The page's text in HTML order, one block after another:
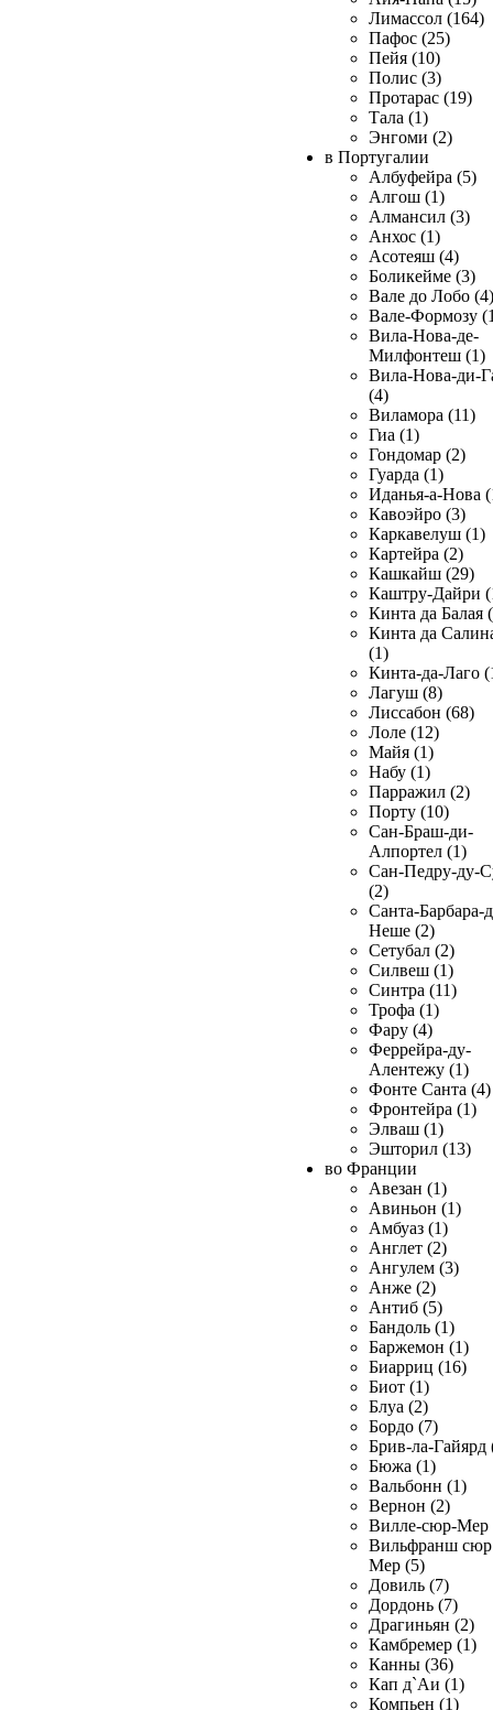
Лимассол (164)
Пафос (25)
Пейя (10)
Полис (3)
Протарас (19)
Тала (1)
Энгоми (2)
в Португалии
Албуфейра (5)
Алгош (1)
Алмансил (3)
Анхос (1)
Асотеяш (4)
Боликейме (3)
Вале до Лобо (4)
Вале-Формозу
Вила-Нова-де-
Милфонтеш (1)
Вила-Нова-ди-
(4)
Виламора (11)
Гиа (1)
Гондомар (2)
Гуарда (1)
Иданья-а-Нова
Кавоэйро (3)
Каркавелуш (1)
Картейра (2)
Кашкайш (29)
Каштру-Дайри
Кинта да Балая
Кинта да
(1)
Кинта-да-Лаго
Лагуш (8)
Лиссабон (68)
Лоле (12)
Майя (1)
Набу (1)
Парражил (2)
Порту (10)
Сан-Браш-ди-
Алпортел (1)
Сан-Педру-ду-
(2)
Санта-Барбара-
Неше (2)
Сетубал (2)
Силвеш (1)
Синтра (11)
Трофа (1)
Фару (4)
Феррейра-ду-
Алентежу (1)
Фонте Санта (4)
Фронтейра (1)
Элваш (1)
Эшторил (13)
во Франции
Авезан (1)
Авиньон (1)
Амбуаз (1)
Англет (2)
Ангулем (3)
Анже (2)
Антиб (5)
Бандоль (1)
Баржемон (1)
Биарриц (16)
Биот (1)
Блуа (2)
Бордо (7)
Брив-ла-Гайярд
Бюжа (1)
Вальбонн (1)
Вернон (2)
Вилле-сюр-Мер
Вильфранш сюр
Мер (5)
Довиль (7)
Дордонь (7)
Драгиньян (2)
Камбремер (1)
Канны (36)
Кап д`Аи (1)
Компьен (1)